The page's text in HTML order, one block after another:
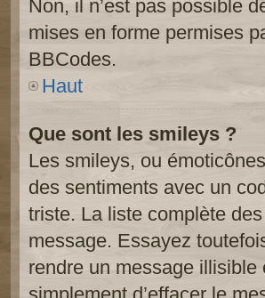
Non, il n’est pas possible
mises en forme permises
BBCodes.
Haut
Que sont les smileys ?
Les smileys, ou
des sentiments avec un
triste. La liste complète
message. Essayez
rendre un message